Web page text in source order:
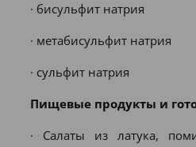
· бисульфит натрия
· метабисульфит натрия
· сульфит натрия
Пищевые продукты и
· Салаты из латука,